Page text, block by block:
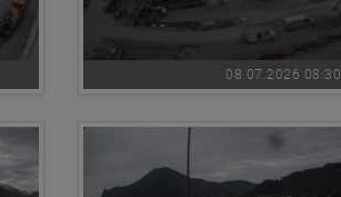
08.07.2026 08:30